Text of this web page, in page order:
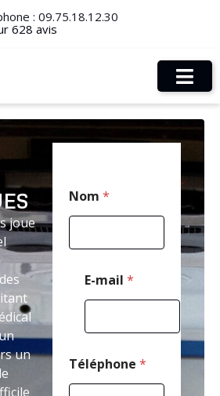
: 09.75.18.12.30
628 avis
joue
un
Nom *
E-mail *
Téléphone *
*
-
m
a
i
l
l